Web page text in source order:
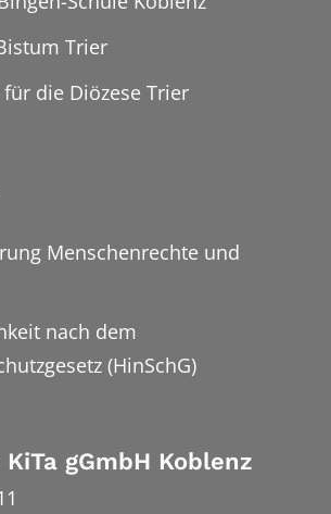
Trier
die Diözese Trier
Menschenrechte und
nach dem
(HinSchG)
gGmbH Koblenz